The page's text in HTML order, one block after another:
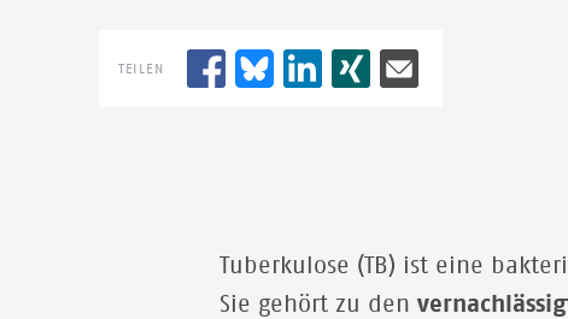
TEILEN
Tuberkulose (TB) ist eine
Sie gehört zu den